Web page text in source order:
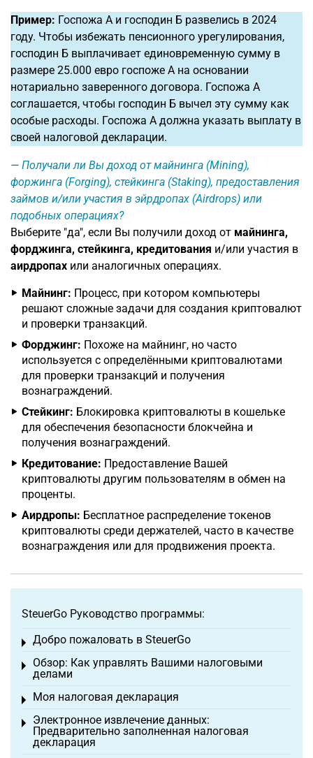
Пример: Госпожа А и господин Б развелись в 2024
году. Чтобы избежать пенсионного урегулирования,
господин Б выплачивает единовременную сумму в
размере 25.000 евро госпоже А на основании
нотариально заверенного договора. Госпожа А
соглашается, чтобы господин Б вычел эту сумму как
особые расходы. Госпожа А должна указать выплату в
своей налоговой декларации.
Получали ли Вы доход от майнинга (Mining),
форжинга (Forging), стейкинга (Staking), предоставления
займов и/или участия в эйрдропах (Airdrops) или
подобных операциях?
Выберите "да", если Вы получили доход от майнинга,
форджинга, стейкинга, кредитования и/или участия в
аирдропах или аналогичных операциях.
Майнинг: Процесс, при котором компьютеры
решают сложные задачи для создания криптовалют
и проверки транзакций.
Форджинг: Похоже на майнинг, но часто
используется с определёнными криптовалютами
для проверки транзакций и получения
вознаграждений.
Стейкинг: Блокировка криптовалюты в кошельке
для обеспечения безопасности блокчейна и
получения вознаграждений.
Кредитование: Предоставление Вашей
криптовалюты другим пользователям в обмен на
проценты.
Аирдропы: Бесплатное распределение токенов
криптовалюты среди держателей, часто в качестве
вознаграждения или для продвижения проекта.
SteuerGo Руководство программы:
Добро пожаловать в SteuerGo
Toggle menu
Обзор: Как управлять Вашими налоговыми
делами
Toggle menu
Моя налоговая декларация
Toggle menu
Электронное извлечение данных:
Предварительно заполненная налоговая
декларация
Toggle menu